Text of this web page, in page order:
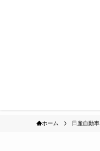
ホーム 日産自動車